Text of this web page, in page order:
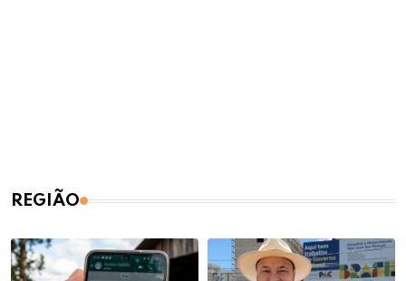
REGIÃO